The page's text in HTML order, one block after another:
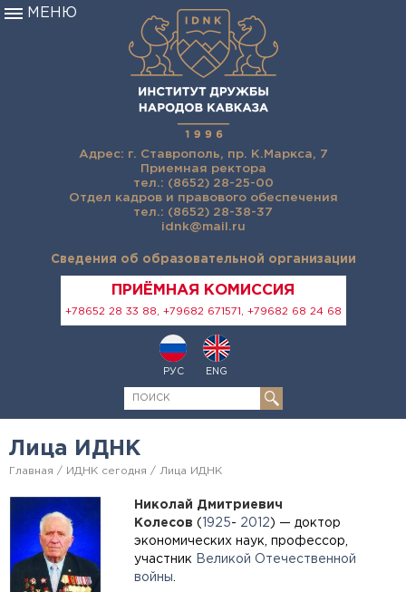
Адрес: г. Ставрополь, пр. К.Маркса, 7
Приемная ректора
тел.: (8652) 28-25-00
Отдел кадров и правового обеспечения
тел.: (8652) 28-38-37
idnk@mail.ru
Сведения об образовательной организации
ПРИЁМНАЯ КОМИССИЯ
+78652 28 33 88, +79682 671571, +79682 68 24 68
РУС ENG
МЕНЮ
Лица ИДНК
Главная ИДНК сегодня Лица ИДНК
Николай Дмитриевич
Колесов ( 1925- 2012 ) — доктор
экономических наук, профессор,
участник
Великой Отечественной
войны